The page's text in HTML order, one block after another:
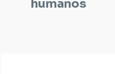
humanos